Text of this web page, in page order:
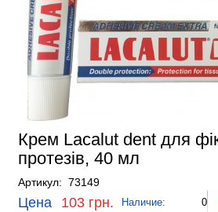
Крем Lacalut dent для
протезів, 40 мл
Артикул: 73149
Цена 103 грн. Наличие: 0